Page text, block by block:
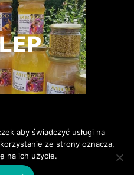
aby świadczyć usługi na
ze strony oznacza,
na ich użycie.